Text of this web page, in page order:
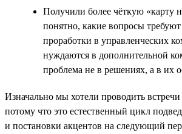
Получили более чёткую «карту
понятно, какие вопросы
проработки в управленческих
нуждаются в дополнительной
проблема не в решениях, а в их
Изначально мы хотели проводить встречи
потому что это естественный цикл
и постановки акцентов на следующий